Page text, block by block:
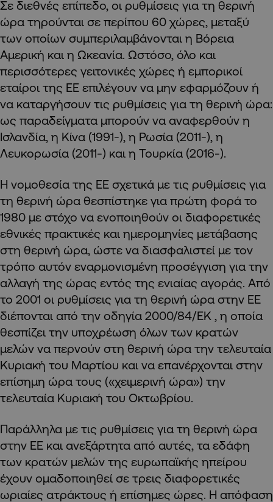
Σε διεθνές επίπεδο, οι ρυθμίσεις για τη θερινή
ώρα τηρούνται σε περίπου 60 χώρες, μεταξύ
των οποίων συμπεριλαμβάνονται η Βόρεια
Αμερική και η Ωκεανία. Ωστόσο, όλο και
περισσότερες γειτονικές χώρες ή εμπορικοί
εταίροι της ΕΕ επιλέγουν να μην εφαρμόζουν ή
να καταργήσουν τις ρυθμίσεις για τη θερινή ώρα:
ως παραδείγματα μπορούν να αναφερθούν η
Ισλανδία, η Κίνα (1991-), η Ρωσία (2011-), η
Λευκορωσία (2011-) και η Τουρκία (2016-).
Η νομοθεσία της ΕΕ σχετικά με τις ρυθμίσεις για
τη θερινή ώρα θεσπίστηκε για πρώτη φορά το
1980 με στόχο να ενοποιηθούν οι διαφορετικές
εθνικές πρακτικές και ημερομηνίες μετάβασης
στη θερινή ώρα, ώστε να διασφαλιστεί με τον
τρόπο αυτόν εναρμονισμένη προσέγγιση για την
αλλαγή της ώρας εντός της ενιαίας αγοράς. Από
το 2001 οι ρυθμίσεις για τη θερινή ώρα στην ΕΕ
διέπονται από την οδηγία 2000/84/ΕΚ , η οποία
θεσπίζει την υποχρέωση όλων των κρατών
μελών να περνούν στη θερινή ώρα την τελευταία
Κυριακή του Μαρτίου και να επανέρχονται στην
επίσημη ώρα τους («χειμερινή ώρα») την
τελευταία Κυριακή του Οκτωβρίου.
Παράλληλα με τις ρυθμίσεις για τη θερινή ώρα
στην ΕΕ και ανεξάρτητα από αυτές, τα εδάφη
των κρατών μελών της ευρωπαϊκής ηπείρου
έχουν ομαδοποιηθεί σε τρεις διαφορετικές
ωριαίες ατράκτους ή επίσημες ώρες. Η απόφαση